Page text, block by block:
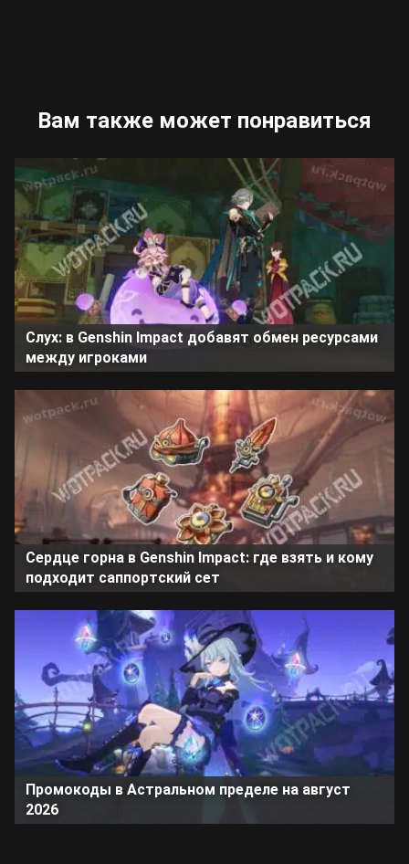
Вам также может понравиться
Слух: в Genshin Impact добавят обмен ресурсами
между игроками
Сердце горна в Genshin Impact: где взять и кому
подходит саппортский сет
Промокоды в Астральном пределе на август
2026